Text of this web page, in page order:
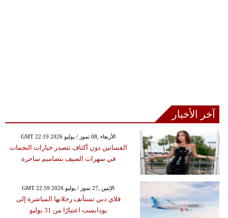
آخر الأخبار
GMT 22:19 2026 الأربعاء ,08 تموز / يوليو
الفساتين دون أكتاف تتصدر خيارات النجمات
في سهرات الصيف بتصاميم ساحرة
GMT 22:59 2026 الإثنين ,27 تموز / يوليو
فلاي دبي تستأنف رحلاتها المباشرة إلى
بودابست اعتبارًا من 31 يوليو